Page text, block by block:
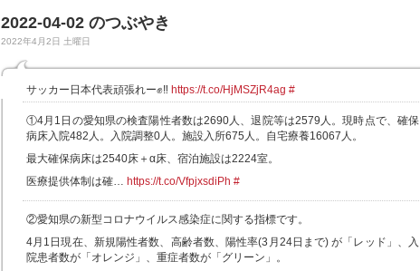
2022-04-02 のつぶやき
2022年4月2日 土曜日
サッカー日本代表頑張れー✊‼️ https://t.co/HjMSZjR4ag #
①4月1日の愛知県の検査陽性者数は2690人、退院等は2579人。現時点で、確保
病床入院482人。入院調整0人。施設入所675人。自宅療養16067人。
最大確保病床は2540床＋α床、宿泊施設は2224室。
医療提供体制は確… https://t.co/VfpjxsdiPh #
②愛知県の新型コロナウイルス感染症に関する指標です。
4月1日現在、新規陽性者数、高齢者数、陽性率(3月24日まで) が「レッド」、入
院患者数が「オレンジ」、重症者数が「グリーン」。